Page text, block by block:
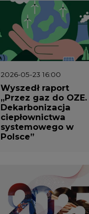
2026-05-23 16:00
Wyszedł raport
„Przez gaz do OZE.
Dekarbonizacja
ciepłownictwa
systemowego w
Polsce”